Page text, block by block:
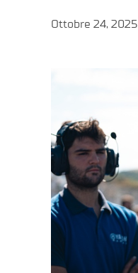
Ottobre 24, 2025